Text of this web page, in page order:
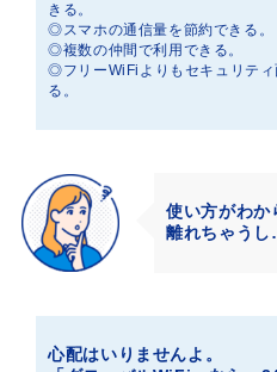
きる。
◎スマホの通信量を節約できる。
◎複数の仲間で利用できる。
◎フリーWiFiよりもセキュリティ
る。
使い方がわか
離れちゃう
心配はいりませんよ。